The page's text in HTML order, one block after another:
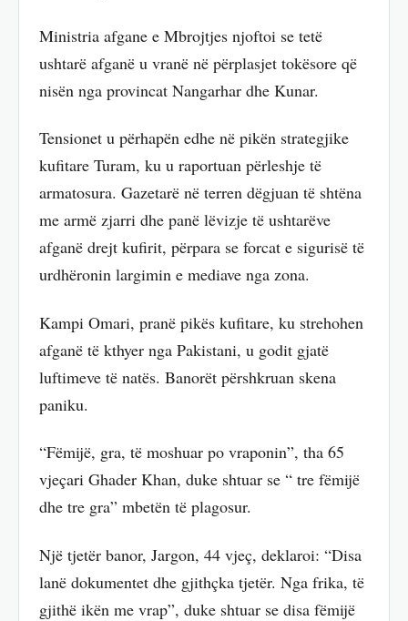
Ministria afgane e Mbrojtjes njoftoi se tetë
ushtarë afganë u vranë në përplasjet tokësore që
nisën nga provincat Nangarhar dhe Kunar.
Tensionet u përhapën edhe në pikën strategjike
kufitare Turam, ku u raportuan përleshje të
armatosura. Gazetarë në terren dëgjuan të shtëna
me armë zjarri dhe panë lëvizje të ushtarëve
afganë drejt kufirit, përpara se forcat e sigurisë të
urdhëronin largimin e mediave nga zona.
Kampi Omari, pranë pikës kufitare, ku strehohen
afganë të kthyer nga Pakistani, u godit gjatë
luftimeve të natës. Banorët përshkruan skena
paniku.
“Fëmijë, gra, të moshuar po vraponin”, tha 65
vjeçari Ghader Khan, duke shtuar se “ tre fëmijë
dhe tre gra” mbetën të plagosur.
Një tjetër banor, Jargon, 44 vjeç, deklaroi: “Disa
lanë dokumentet dhe gjithçka tjetër. Nga frika, të
gjithë ikën me vrap”, duke shtuar se disa fëmijë